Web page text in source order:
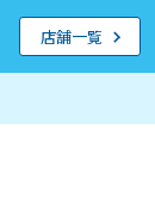
店舗一覧